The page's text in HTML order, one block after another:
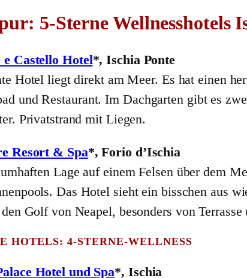
5-Sterne Wellnesshotels
Castello Hotel*, Ischia Ponte
Hotel liegt direkt am Meer. Es hat einen
und Restaurant. Im Dachgarten gibt es
Privatstrand mit Liegen.
Resort & Spa*, Forio d’Ischia
Lage auf einem Felsen über dem
Das Hotel sieht ein bisschen aus
Golf von Neapel, besonders von
HOTELS: 4-STERNE-WELLNESS
Hotel und Spa*, Ischia